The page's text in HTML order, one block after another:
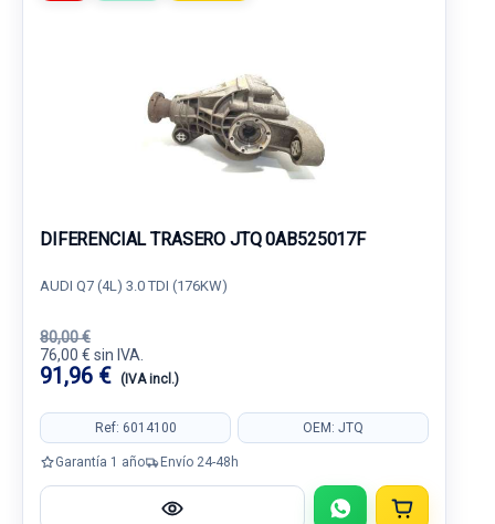
DIFERENCIAL TRASERO JTQ 0AB525017F
AUDI Q7 (4L) 3.0 TDI (176KW)
80,00 €
76,00 € sin IVA.
91,96 € (IVA incl.)
Ref: 6014100 OEM: JTQ
Garantía 1 año Envío 24-48h